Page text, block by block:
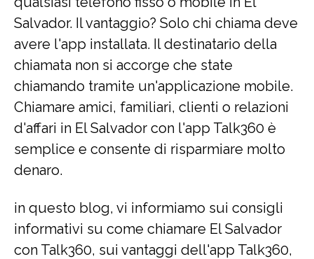
Salvador. Il vantaggio? Solo chi chiama deve
avere l'app installata. Il destinatario della
chiamata non si accorge che state
chiamando tramite un'applicazione mobile.
Chiamare amici, familiari, clienti o relazioni
d'affari in El Salvador con l'app Talk360 è
semplice e consente di risparmiare molto
denaro.
in questo blog, vi informiamo sui consigli
informativi su come chiamare El Salvador
con Talk360, sui vantaggi dell'app Talk360,